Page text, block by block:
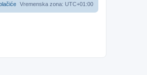
Vremenska zona: UTC+01:00